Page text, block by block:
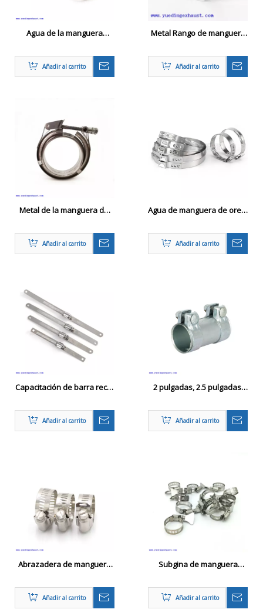
Agua de la manguera
aceros inoxidables
Añadir al carrito
Metal Rango de manguera
Añadir al carrito
Metal de la manguera del
rápida
Añadir al carrito
Agua de manguera de oreja
Añadir al carrito
Capacitación de barra recta
tipo americano ajustable
Añadir al carrito
2 pulgadas, 2.5 pulgadas,
escape de 3.0 pulgadas
Multi -size de acero
inoxidable de acero
Añadir al carrito
Abrazadera de manguera
galvanizada
Añadir al carrito
Subgina de manguera
inoxidables para tuberías
de PVC
Añadir al carrito